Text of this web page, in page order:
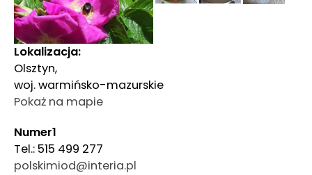
Lokalizacja:
Olsztyn,
woj. warmińsko-mazurskie
Pokaż na mapie
Numer1
Tel.: 515 499 277
polskimiod@interia.pl